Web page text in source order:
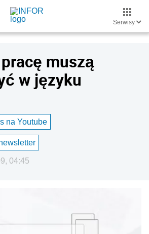
Serwisy
muszą
w języku
na Youtube
04:45